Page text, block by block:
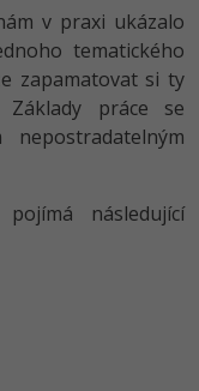
v praxi ukázalo
tematického
zapamatovat si ty
práce se
následující